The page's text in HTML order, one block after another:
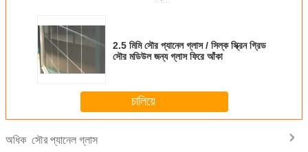
2.5 মিমি সৌর প্যানেল গ্লাস / সিল্ক স্ক্রিন গ্রিড
সৌর মডিউল জন্য গ্লাস ফিরে আঁকা
চালিয়ে
অধিক সৌর প্যানেল গ্লাস